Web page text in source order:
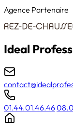
Agence Partenaire
Ideal
01.44.01.46.46